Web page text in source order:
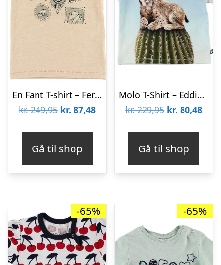
En Fant T-shirt – Ferskenmeleret m. Portrætter
kr.249,95 Den
var:
kr. 249,95.
kr. 87,48Den
kr. 87,48.
Gå til shop
Molo T-Shirt – Eddie – Cactus Cat
kr.229,95 Den
var:
kr. 229,95.
kr. 80,48Den
kr.
Gå til shop
-65% -65%